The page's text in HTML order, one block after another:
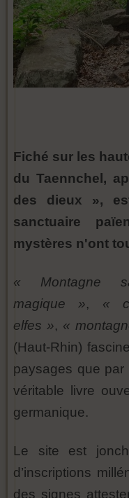
Fiché sur les
du Taennchel,
des dieux »,
sanctuaire
mystères n'ont
« Montagne
magique », «
elfes », «
(Haut-Rhin)
paysages que
véritable livre
germanique.
Le site est
d’inscriptions
des signes